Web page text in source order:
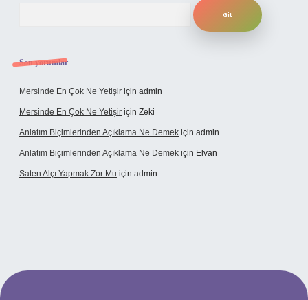
Son yorumlar
Mersinde En Çok Ne Yetişir için admin
Mersinde En Çok Ne Yetişir için Zeki
Anlatım Biçimlerinden Açıklama Ne Demek için admin
Anlatım Biçimlerinden Açıklama Ne Demek için Elvan
Saten Alçı Yapmak Zor Mu için admin